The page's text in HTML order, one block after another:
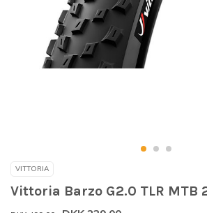
VITTORIA
Vittoria Barzo G2.0 TLR MTB